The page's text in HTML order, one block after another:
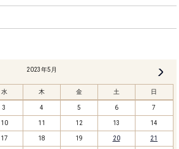
2023年5月
水 木 金 土 日
3 4 5 6 7
10 11 12 13 14
17 18 19 20 21